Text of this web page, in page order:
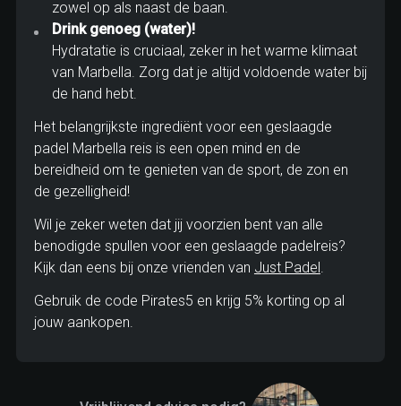
zowel op als naast de baan.
Drink genoeg (water)!
Hydratatie is cruciaal, zeker in het warme klimaat
van Marbella. Zorg dat je altijd voldoende water bij
de hand hebt.
Het belangrijkste ingrediënt voor een geslaagde
padel Marbella reis is een open mind en de
bereidheid om te genieten van de sport, de zon en
de gezelligheid!
Wil je zeker weten dat jij voorzien bent van alle
benodigde spullen voor een geslaagde padelreis?
Kijk dan eens bij onze vrienden van Just Padel.
Gebruik de code Pirates5 en krijg 5% korting op al
jouw aankopen.